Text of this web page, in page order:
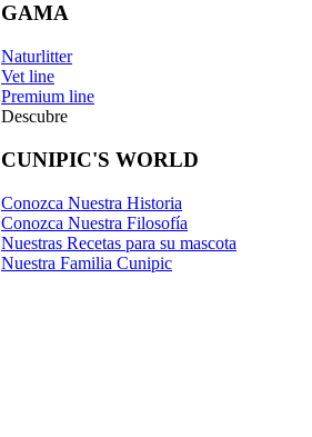
GAMA
Naturlitter
Vet line
Premium line
Descubre
CUNIPIC'S WORLD
Conozca Nuestra Historia
Conozca Nuestra Filosofía
Nuestras Recetas para su mascota
Nuestra Familia Cunipic